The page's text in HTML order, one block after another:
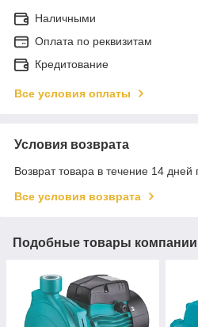
Наличными
Оплата по реквизитам
Кредитование
Все условия оплаты
Условия возврата
Возврат товара в течение 14 дней
Все условия возврата
Подобные товары компании